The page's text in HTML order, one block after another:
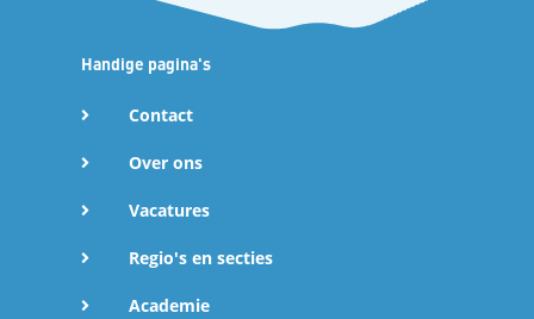
Handige pagina's
Contact
Over ons
Vacatures
Regio's en secties
Academie